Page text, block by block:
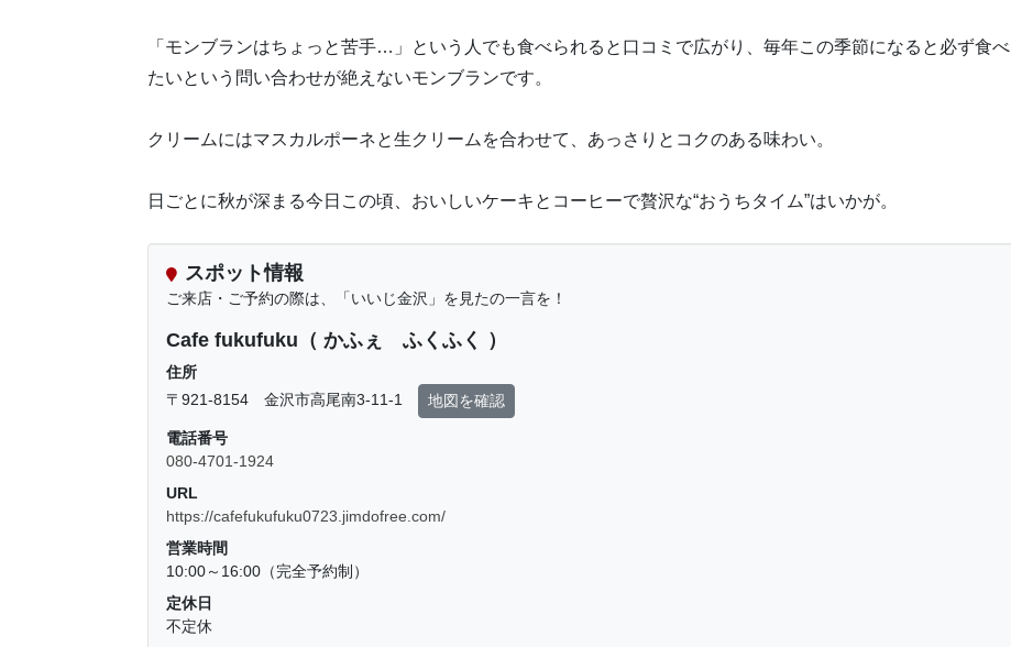
「モンブランはちょっと苦手…」という人でも食べられると口コミで広がり、毎年この季節になると必ず食べ
たいという問い合わせが絶えないモンブランです。
クリームにはマスカルポーネと生クリームを合わせて、あっさりとコクのある味わい。
日ごとに秋が深まる今日この頃、おいしいケーキとコーヒーで贅沢な“おうちタイム”はいかが。
スポット情報
ご来店・ご予約の際は、「いいじ金沢」を見たの一言を！
Cafe fukufuku（ かふぇ ふくふく ）
住所
〒921-8154 金沢市高尾南3-11-1
地図を確認
電話番号
080-4701-1924
URL
https://cafefukufuku0723.jimdofree.com/
営業時間
10:00～16:00（完全予約制）
定休日
不定休